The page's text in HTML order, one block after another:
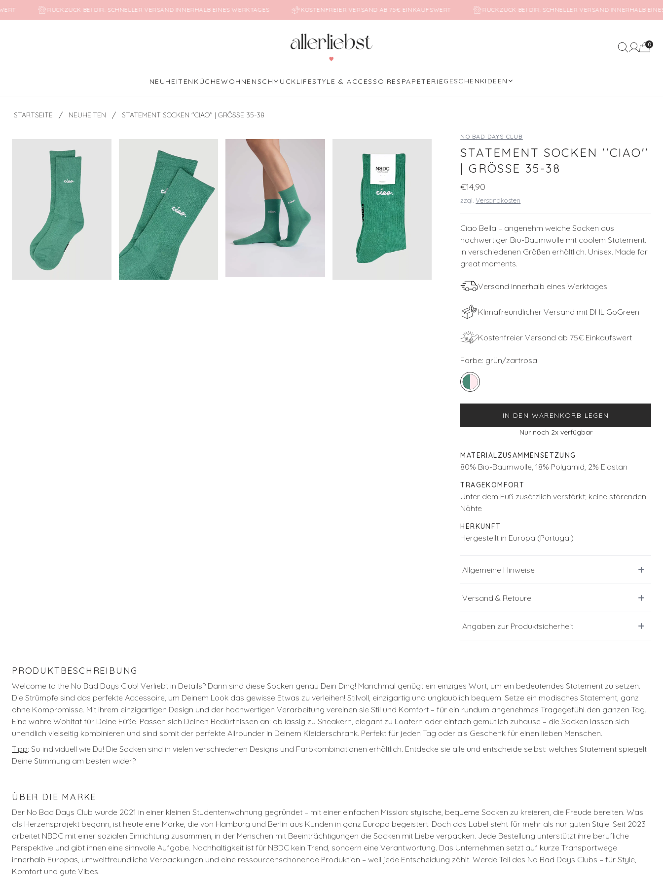
RUCKZUCK BEI DIR: SCHNELLER VERSAND INNERHALB EINES WERKTAGES KOSTENFREIER VERSAND AB 75€ EINKAUFSWERT RUCKZUCK BEI DIR: SCHNELLER VERSAND INNERHALB
0
NEUHEITEN KÜCHEWOHNENSCHMUCKLIFESTYLE & ACCESSOIRES PAPETERIEGESCHENKIDEEN
STARTSEITE / NEUHEITEN / STATEMENT SOCKEN ''CIAO'' | GRÖSSE 35-38
NO BAD DAYS CLUB
STATEMENT SOCKEN ''CIAO''
| GRÖSSE 35-38
€14,90
zzgl.Versandkosten
Ciao Bella – angenehm weiche Socken aus
hochwertiger Bio-Baumwolle mit coolem Statement.
In verschiedenen Größen erhältlich. Unisex. Made for
great moments.
Versand innerhalb eines Werktages
Klimafreundlicher Versand mit DHL GoGreen
Kostenfreier Versand ab 75€ Einkaufswert
Farbe: grün/zartrosa
IN DEN WARENKORB LEGEN
Nur noch 2x verfügbar
MATERIALZUSAMMENSETZUNG
80% Bio-Baumwolle, 18% Polyamid, 2% Elastan
TRAGEKOMFORT
Unter dem Fuß zusätzlich verstärkt; keine störenden
Nähte
HERKUNFT
Hergestellt in Europa (Portugal)
Allgemeine Hinweise
Versand & Retoure
Angaben zur Produktsicherheit
PRODUKTBESCHREIBUNG
Welcome to the No Bad Days Club! Verliebt in Details? Dann sind diese Socken genau Dein Ding! Manchmal genügt ein einziges Wort, um ein bedeutendes Statement zu setzen.
Die Strümpfe sind das perfekte Accessoire, um Deinem Look das gewisse Etwas zu verleihen! Stilvoll, einzigartig und unglaublich bequem. Setze ein modisches Statement, ganz
ohne Kompromisse. Mit ihrem einzigartigen Design und der hochwertigen Verarbeitung vereinen sie Stil und Komfort – für ein rundum angenehmes Tragegefühl den ganzen Tag.
Eine wahre Wohltat für Deine Füße. Passen sich Deinen Bedürfnissen an: ob lässig zu Sneakern, elegant zu Loafern oder einfach gemütlich zuhause – die Socken lassen sich
unendlich vielseitig kombinieren und sind somit der perfekte Allrounder in Deinem Kleiderschrank. Perfekt für jeden Tag oder als Geschenk für einen lieben Menschen.
Tipp: So individuell wie Du! Die Socken sind in vielen verschiedenen Designs und Farbkombinationen erhältlich. Entdecke sie alle und entscheide selbst: welches Statement spiegelt
Deine Stimmung am besten wider?
ÜBER DIE MARKE
Der No Bad Days Club wurde 2021 in einer kleinen Studentenwohnung gegründet – mit einer einfachen Mission: stylische, bequeme Socken zu kreieren, die Freude bereiten. Was
als Herzensprojekt begann, ist heute eine Marke, die von Hamburg und Berlin aus Kunden in ganz Europa begeistert. Doch das Label steht für mehr als nur guten Style. Seit 2023
arbeitet NBDC mit einer sozialen Einrichtung zusammen, in der Menschen mit Beeinträchtigungen die Socken mit Liebe verpacken. Jede Bestellung unterstützt ihre berufliche
Perspektive und gibt ihnen eine sinnvolle Aufgabe. Nachhaltigkeit ist für NBDC kein Trend, sondern eine Verantwortung. Das Unternehmen setzt auf kurze Transportwege
innerhalb Europas, umweltfreundliche Verpackungen und eine ressourcenschonende Produktion – weil jede Entscheidung zählt. Werde Teil des No Bad Days Clubs – für Style,
Komfort und gute Vibes.